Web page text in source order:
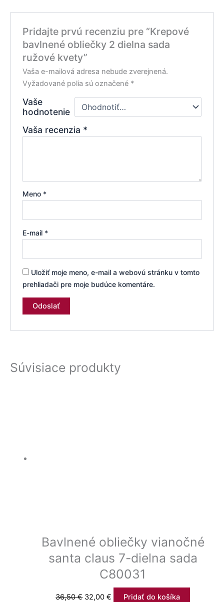
Pridajte prvú recenziu pre “Krepové
bavlnené obliečky 2 dielna sada
ružové kvety”
Vaša e-mailová adresa nebude zverejnená.
Vyžadované polia sú označené *
Vaše
hodnotenie
Vaša recenzia *
Meno *
E-mail *
Uložiť moje meno, e-mail a webovú stránku v tomto
prehliadači pre moje budúce komentáre.
Súvisiace produkty
Bavlnené obliečky vianočné
santa claus 7-dielna sada
C80031
36,50€ 32,00€ Pridať do košíka